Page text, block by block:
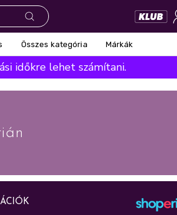
Összes kategória Márkák
időkre lehet számítani.